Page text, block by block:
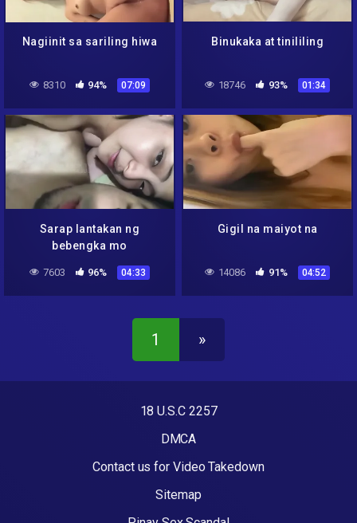
Nagiinit sa sariling hiwa
8310 94% 07:09
Binukaka at tinililing
18746 93% 01:34
Sarap lantakan ng
bebengka mo
7603 96% 04:33
Gigil na maiyot na
14086 91% 04:52
1 »
18 U.S.C 2257
DMCA
Contact us for Video Takedown
Sitemap